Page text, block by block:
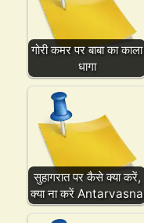
गोरी कमर पर बाबा का काला
धागा
सुहागरात पर कैसे क्या करें,
क्या ना करें Antarvasna